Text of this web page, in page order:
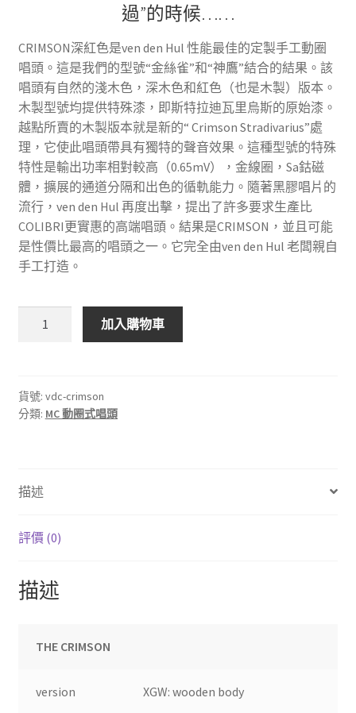
格：
NT$195,000。
格：
NT$155,000。
過”的時候……
CRIMSON深紅色是ven den Hul 性能最佳的定製手工動圈
唱頭。這是我們的型號“金絲雀”和“神鷹”結合的結果。該
唱頭有自然的淺木色，深木色和紅色（也是木製）版本。
木製型號均提供特殊漆，即斯特拉迪瓦里烏斯的原始漆。
越點所賣的木製版本就是新的“ Crimson Stradivarius”處
理，它使此唱頭帶具有獨特的聲音效果。這種型號的特殊
特性是輸出功率相對較高（0.65mV），金線圈，Sa鈷磁
體，擴展的通道分隔和出色的循軌能力。隨著黑膠唱片的
流行，ven den Hul 再度出擊，提出了許多要求生產比
COLIBRI更實惠的高端唱頭。結果是CRIMSON，並且可能
是性價比最高的唱頭之一。它完全由ven den Hul 老闆親自
手工打造。
HUL
THE
(Wooden
natural)
加入購物車
貨號: vdc-crimson
分類: MC 動圈式唱頭
描述
評價 (0)
描述
THE CRIMSON
version XGW: wooden body